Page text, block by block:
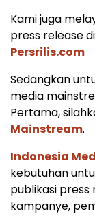
Kami juga
press release
Persrilis.com
Sedangkan
media
Pertama,
Mainstream.
Indonesia
kebutuhan
publikasi
kampanye,